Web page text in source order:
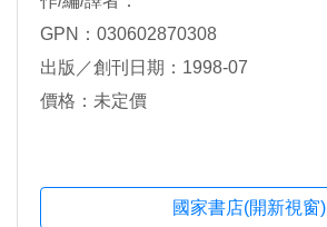
GPN：030602870308
出版／創刊日期：1998-07
價格：未定價
國家書店(開新視窗)